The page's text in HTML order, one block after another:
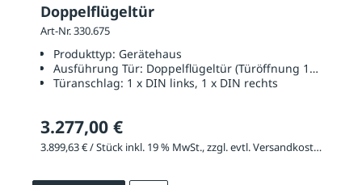
Doppelflügeltür
Art-Nr. 330.675
Produkttyp: Gerätehaus
Ausführung Tür: Doppelflügeltür (Türöffnung 1670 x
Türanschlag: 1 x DIN links, 1 x DIN rechts
3.277,00 €
3.899,63 € / Stück inkl. 19 % MwSt., zzgl. evtl. Versandkosten